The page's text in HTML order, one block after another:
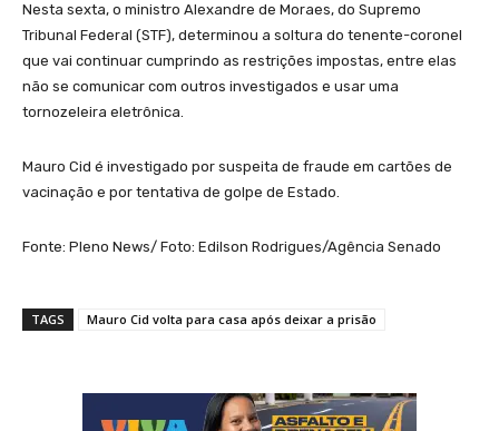
Nesta sexta, o ministro Alexandre de Moraes, do Supremo
Tribunal Federal (STF), determinou a soltura do tenente-coronel
que vai continuar cumprindo as restrições impostas, entre elas
não se comunicar com outros investigados e usar uma
tornozeleira eletrônica.
Mauro Cid é investigado por suspeita de fraude em cartões de
vacinação e por tentativa de golpe de Estado.
Fonte: Pleno News/ Foto: Edilson Rodrigues/Agência Senado
TAGS Mauro Cid volta para casa após deixar a prisão